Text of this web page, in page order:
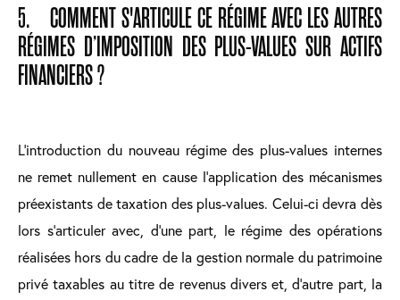
5. COMMENT S'ARTICULE CE RÉGIME AVEC LES AUTRES
RÉGIMES D’IMPOSITION DES PLUS-VALUES SUR ACTIFS
FINANCIERS ?
L’introduction du nouveau régime des plus-values internes
ne remet nullement en cause l’application des mécanismes
préexistants de taxation des plus-values. Celui-ci devra dès
lors s’articuler avec, d’une part, le régime des opérations
réalisées hors du cadre de la gestion normale du patrimoine
privé taxables au titre de revenus divers et, d’autre part, la